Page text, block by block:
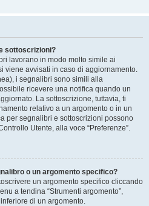
sottoscrizioni?
lavorano in modo molto simile ai
viene avvisati in caso di aggiornamento.
i segnalibri sono simili alla
ricevere una notifica quando un
La sottoscrizione, tuttavia, ti
relativo a un argomento o in un
per segnalibri e sottoscrizioni possono
Utente, alla voce “Preferenze”.
o un argomento specifico?
un argomento specifico cliccando
a tendina “Strumenti argomento”,
di un argomento.